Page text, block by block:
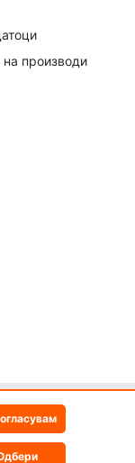
на производи